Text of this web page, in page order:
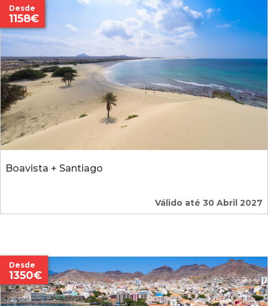
Boavista + Santiago
Desde
1158€
Válido até 30 Abril 2027
Desde
1350€